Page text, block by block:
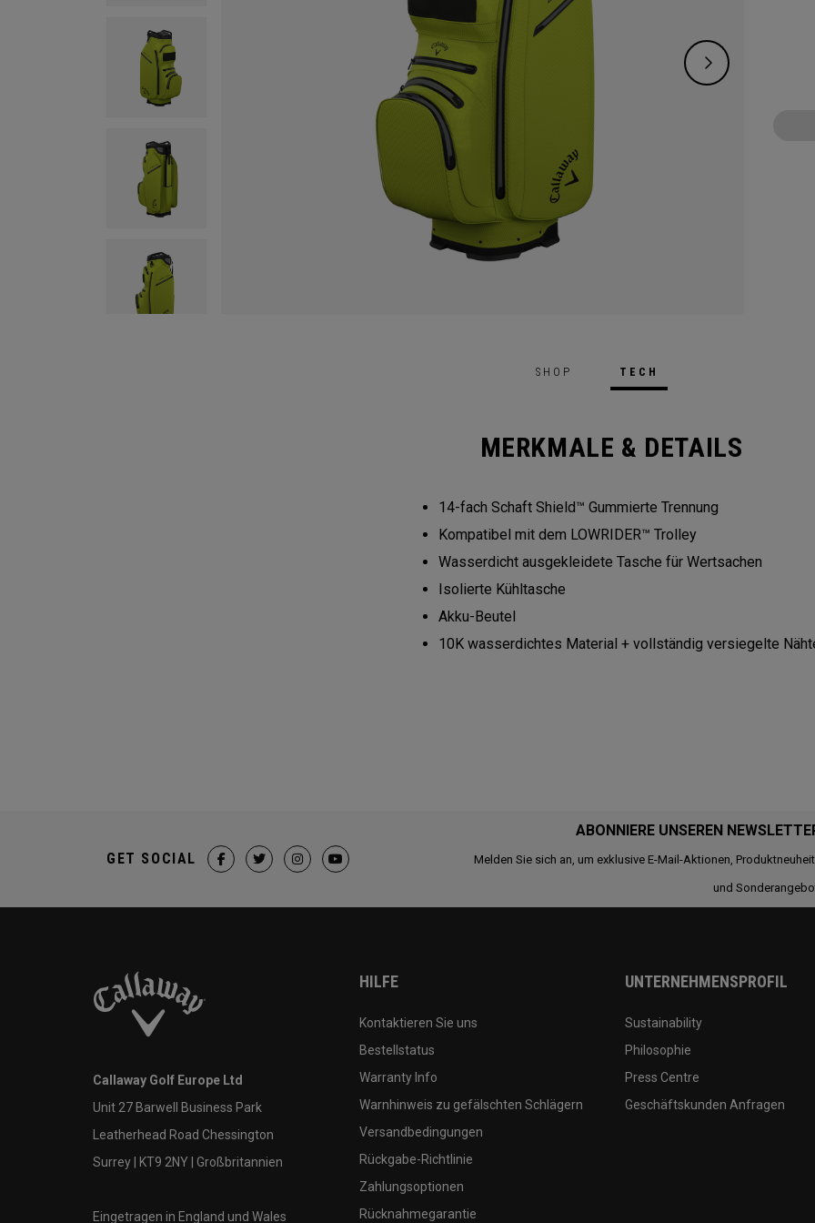
SHOP TECH
MERKMALE & DETAILS
14-fach Schaft Shield™ Gummierte Trennung
Kompatibel mit dem LOWRIDER™ Trolley
Wasserdicht ausgekleidete Tasche für Wertsachen
Isolierte Kühltasche
Akku-Beutel
10K wasserdichtes Material + vollständig versiegelte
ABONNIERE UNSEREN
Melden Sie sich an, um exklusive E-Mail-Aktionen,
und
GET SOCIAL
Callaway Golf Europe Ltd
Unit 27 Barwell Business Park
Leatherhead Road Chessington
Surrey | KT9 2NY | Großbritannien
Eingetragen in England und Wales
HILFE
Kontaktieren Sie uns
Bestellstatus
Warranty Info
Warnhinweis zu gefälschten Schlägern
Versandbedingungen
Rückgabe-Richtlinie
Zahlungsoptionen
Rücknahmegarantie
UNTERNEHMENSPROFIL
Sustainability
Philosophie
Press Centre
Geschäftskunden Anfragen